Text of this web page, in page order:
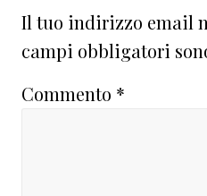
Il tuo indirizzo email
campi obbligatori
Commento *